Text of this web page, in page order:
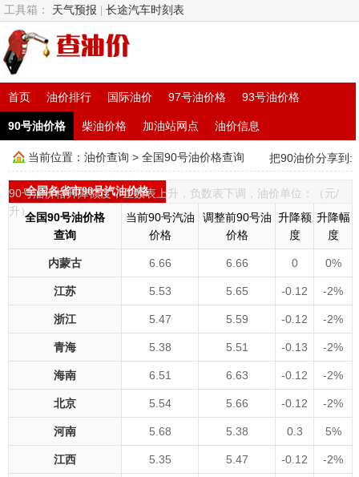
首页 油价排行 国际油价 97号油价格 93号油价格
90号油价格 柴油价格 加油站网点 油价信息
工具箱： 天气预报 长途汽车时刻表
当前位置： 油价查询 > 全国90号油价格查询
把90油价分享到:
全国各省市90号汽油价格
全国90号油价格
查询
当前90号汽油
价格
调整前90号油
价格
升降额
度
升降幅
度
内蒙古 6.66 6.66 0 0%
江苏 5.53 5.65 -0.12 -2%
浙江 5.47 5.59 -0.12 -2%
青海 5.38 5.51 -0.13 -2%
海南 6.51 6.63 -0.12 -2%
北京 5.54 5.66 -0.12 -2%
河南 5.68 5.38 0.3 5%
江西 5.35 5.47 -0.12 -2%
90号油价格升降额度，正数表上升，负数表下调，油价单位：（元/
升）